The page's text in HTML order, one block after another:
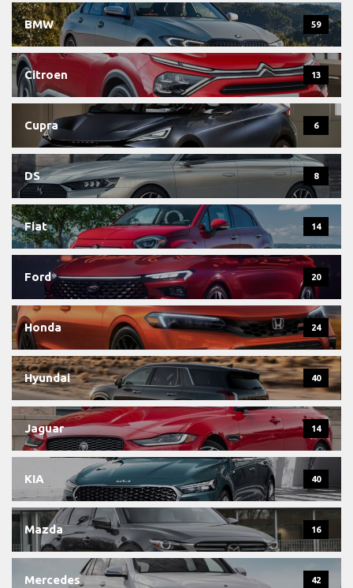
BMW 59
Citroen 13
Cupra 6
DS 8
Fiat 14
Ford 20
Honda 24
Hyundai 40
Jaguar 14
KIA 40
Mazda 16
Mercedes 42